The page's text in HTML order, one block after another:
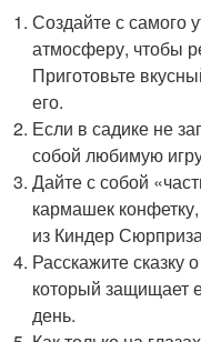
Создайте с самого
атмосферу, чтобы
Приготовьте
его.
Если в садике не
собой любимую
Дайте с собой
кармашек
из Киндер
Расскажите
который защищает
день.